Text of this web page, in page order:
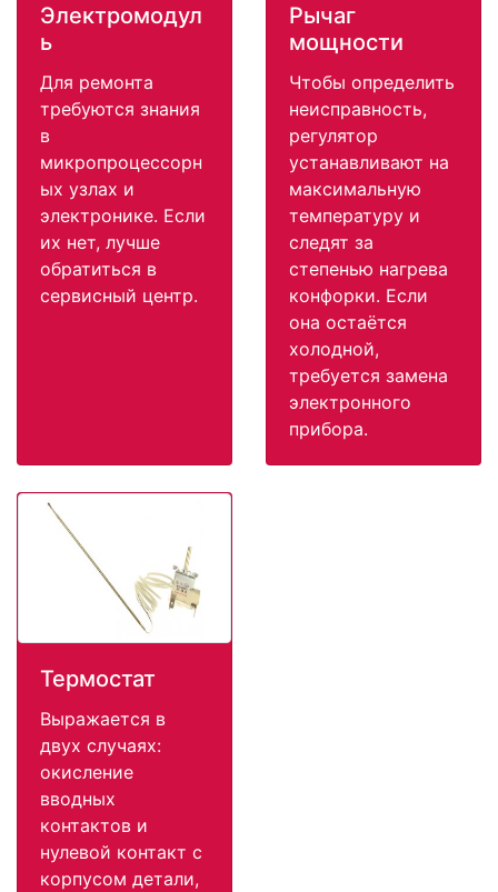
Электромодул
ь
Для ремонта
требуются знания
в
микропроцессорн
ых узлах и
электронике. Если
их нет, лучше
обратиться в
сервисный центр.
Рычаг
мощности
Чтобы определить
неисправность,
регулятор
устанавливают на
максимальную
температуру и
следят за
степенью нагрева
конфорки. Если
она остаётся
холодной,
требуется замена
электронного
прибора.
Термостат
Выражается в
двух случаях:
окисление
вводных
контактов и
нулевой контакт с
корпусом детали,